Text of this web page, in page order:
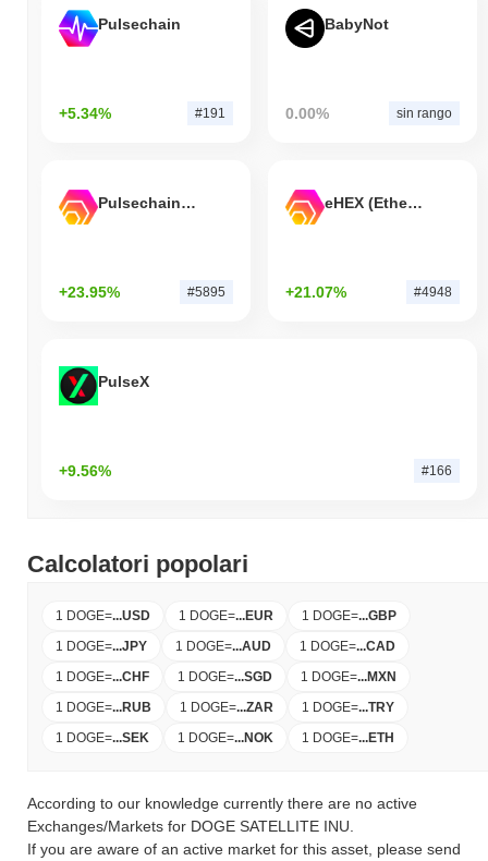
Pulsechain
+5.34% #191
BabyNot
0.00% sin rango
Pulsechain Bridged HEX (Pulsechain)
+23.95% #5895
eHEX (Ethereum)
+21.07% #4948
PulseX
+9.56% #166
Calcolatori popolari
1 DOGE=...USD 1 DOGE=...EUR 1 DOGE=...GBP
1 DOGE=...JPY 1 DOGE=...AUD 1 DOGE=...CAD
1 DOGE=...CHF 1 DOGE=...SGD 1 DOGE=...MXN
1 DOGE=...RUB 1 DOGE=...ZAR 1 DOGE=...TRY
1 DOGE=...SEK 1 DOGE=...NOK 1 DOGE=...ETH
According to our knowledge currently there are no active
Exchanges/Markets for DOGE SATELLITE INU.
If you are aware of an active market for this asset, please send